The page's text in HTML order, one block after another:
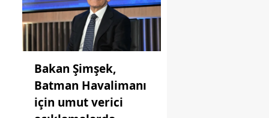
Bakan Şimşek,
Batman Havalimanı
için umut verici